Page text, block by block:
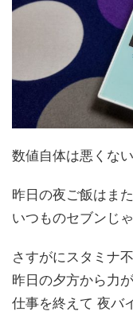
数値自体は悪くない
昨日の夜ご飯はまた
いつものセブンじ
さすがにスタミナ
昨日の夕方から力
仕事を終えて 夜バ